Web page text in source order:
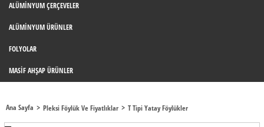
ALÜMINYUM ÇERÇEVELER
ALÜMINYUM ÜRÜNLER
FOLYOLAR
MASIF AHŞAP ÜRÜNLER
Ana Sayfa Pleksi Föylük Ve Fiyatlıklar T Tipi Yatay Föylükler